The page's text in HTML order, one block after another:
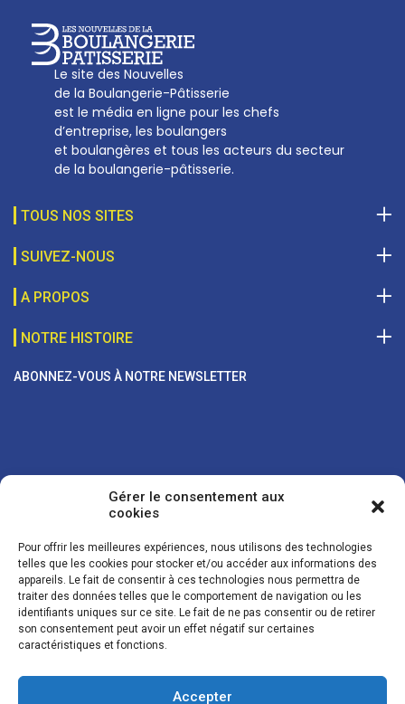
Gérer le consentement aux
cookies
Pour offrir les meilleures expériences, nous utilisons des technologies
telles que les cookies pour stocker et/ou accéder aux informations des
appareils. Le fait de consentir à ces technologies nous permettra de
traiter des données telles que le comportement de navigation ou les
identifiants uniques sur ce site. Le fait de ne pas consentir ou de retirer
son consentement peut avoir un effet négatif sur certaines
caractéristiques et fonctions.
Accepter
Le site des Nouvelles
de la Boulangerie-Pâtisserie
est le média en ligne pour les chefs
d’entreprise, les boulangers
et boulangères et tous les acteurs du secteur
de la boulangerie-pâtisserie.
TOUS NOS SITES
SUIVEZ-NOUS
A PROPOS
NOTRE HISTOIRE
ABONNEZ-VOUS À NOTRE NEWSLETTER
Vos coordonnées sont uniquement utilisées pour vous envoyer des
lettres d'information sur nos activités. Vous pouvez à tout moment
utiliser le lien de désinscription figurant dans la lettre d'information.